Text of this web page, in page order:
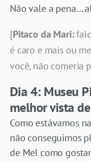
Não vale a pena…
[Pitaco da Mari:
é caro e mais ou
você, não comeria
Dia 4: Museu
melhor vista
Como estávamos
não conseguimos
de Mel como